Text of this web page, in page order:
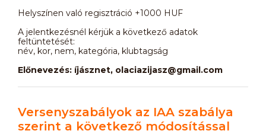
Helyszínen való regisztráció +1000 HUF
A jelentkezésnél kérjük a következő adatok
feltüntetését:
név, kor, nem, kategória, klubtagság
Előnevezés: íjásznet, olaciazijasz@gmail.com
Versenyszabályok az IAA szabálya
szerint a következő módosítással